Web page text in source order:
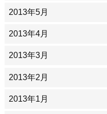
2013年5月
2013年4月
2013年3月
2013年2月
2013年1月